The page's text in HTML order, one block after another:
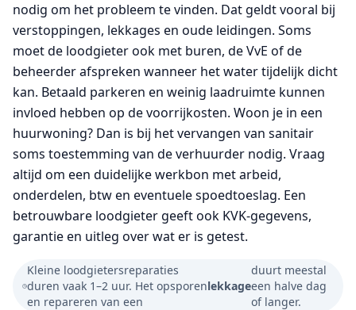
nodig om het probleem te vinden. Dat geldt vooral bij
verstoppingen, lekkages en oude leidingen. Soms
moet de loodgieter ook met buren, de VvE of de
beheerder afspreken wanneer het water tijdelijk dicht
kan. Betaald parkeren en weinig laadruimte kunnen
invloed hebben op de voorrijkosten. Woon je in een
huurwoning? Dan is bij het vervangen van sanitair
soms toestemming van de verhuurder nodig. Vraag
altijd om een duidelijke werkbon met arbeid,
onderdelen, btw en eventuele spoedtoeslag. Een
betrouwbare loodgieter geeft ook KVK-gegevens,
garantie en uitleg over wat er is getest.
Kleine loodgietersreparaties
duren vaak 1–2 uur. Het opsporen
en repareren van een
lekkage
duurt meestal
een halve dag
of langer.